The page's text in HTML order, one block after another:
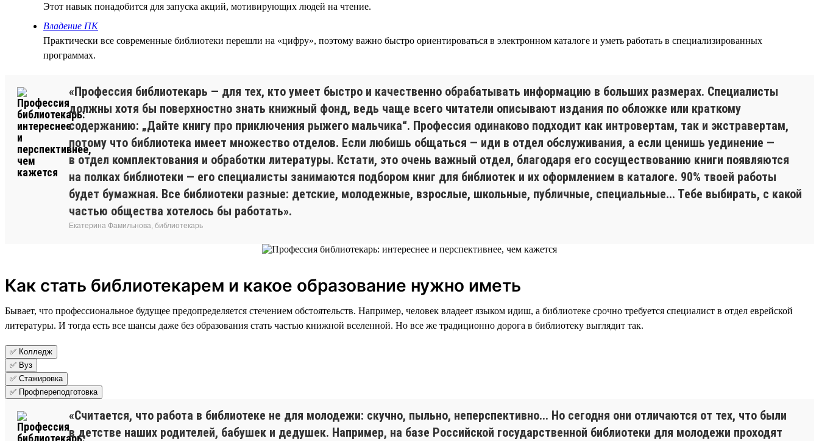
Этот навык понадобится для запуска акций, мотивирующих людей на чтение.
Владение ПК
Практически все современные библиотеки перешли на «цифру», поэтому важно быстро ориентироваться в электронном каталоге и уметь работать в специализированных
программах.
«Профессия библиотекарь — для тех, кто умеет быстро и качественно обрабатывать информацию в больших размерах. Специалисты
должны хотя бы поверхностно знать книжный фонд, ведь чаще всего читатели описывают издания по обложке или краткому
содержанию: „Дайте книгу про приключения рыжего мальчика“. Профессия одинаково подходит как интровертам, так и экстравертам,
потому что библиотека имеет множество отделов. Если любишь общаться — иди в отдел обслуживания, а если ценишь уединение —
в отдел комплектования и обработки литературы. Кстати, это очень важный отдел, благодаря его сосуществованию книги появляются
на полках библиотеки — его специалисты занимаются подбором книг для библиотек и их оформлением в каталоге. 90% твоей работы
будет бумажная. Все библиотеки разные: детские, молодежные, взрослые, школьные, публичные, специальные... Тебе выбирать, с какой
частью общества хотелось бы работать».
Екатерина Фамильнова, библиотекарь
Как стать библиотекарем и какое образование нужно иметь
Бывает, что профессиональное будущее предопределяется стечением обстоятельств. Например, человек владеет языком идиш, а библиотеке срочно требуется специалист в отдел еврейской
литературы. И тогда есть все шансы даже без образования стать частью книжной вселенной. Но все же традиционно дорога в библиотеку выглядит так.
✅ Колледж
✅ Вуз
✅ Стажировка
✅ Профпереподготовка
«Считается, что работа в библиотеке не для молодежи: скучно, пыльно, неперспективно... Но сегодня они отличаются от тех, что были
в детстве наших родителей, бабушек и дедушек. Например, на базе Российской государственной библиотеки для молодежи проходят